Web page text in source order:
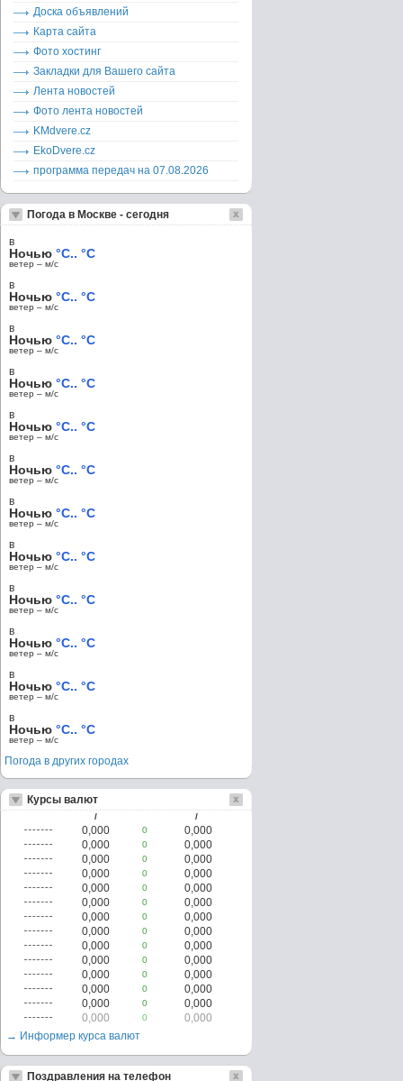
Доска объявлений
Карта сайта
Фото хостинг
Закладки для Вашего сайта
Лента новостей
Фото лента новостей
KMdvere.cz
EkoDvere.cz
программа передач на 07.08.2026
Погода в Москве - сегодня
в
Ночью °C.. °C
ветер – м/c
в
Ночью °C.. °C
ветер – м/c
в
Ночью °C.. °C
ветер – м/c
в
Ночью °C.. °C
ветер – м/c
в
Ночью °C.. °C
ветер – м/c
в
Ночью °C.. °C
ветер – м/c
в
Ночью °C.. °C
ветер – м/c
в
Ночью °C.. °C
ветер – м/c
в
Ночью °C.. °C
ветер – м/c
в
Ночью °C.. °C
ветер – м/c
в
Ночью °C.. °C
ветер – м/c
в
Ночью °C.. °C
ветер – м/c
Погода в других городах
Курсы валют
/ /
0,000 0
0,000
0,000
0
0,000
0,000
0
0,000
0,000
0
0,000
0,000
0
0,000
0,000
0
0,000
0,000
0
0,000
0,000
0
0,000
0,000
0
0,000
0,000
0
0,000
0,000
0
0,000
0,000
0
0,000
0,000
0
0,000
0,000
0
0,000
→ Информер курса валют
Поздравления на телефон